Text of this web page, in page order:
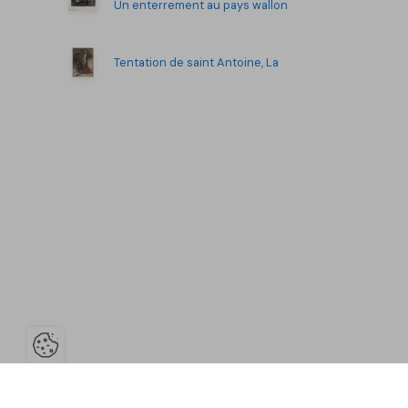
Un enterrement au pays wallon
Tentation de saint Antoine, La
Ouvrir la barre de gestion des